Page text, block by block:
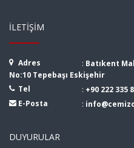
İLETIŞIM
Adres : Batıkent
No:10 Tepebaşı Eskişehir
Tel
: +90 222 335
E-Posta
:
DUYURULAR